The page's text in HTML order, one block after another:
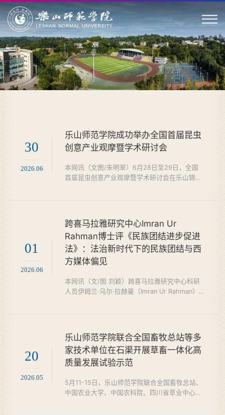
30
2026.06
乐山师范学院成功举办全国首届昆虫
创意产业观摩暨学术研讨会
本网讯（文图/朱明翠）6月28日至29日，全国
首届昆虫创意产业观摩暨学术研讨会在乐山锦江
型方向升级。会议吸引了来自全国十余个省
（市）的高校、科研院所、研学基地及行业企业
的百余名专家学者与从业代表，齐聚嘉州，共话
产业新趋势，共谋产教融合新路径。​本次大会由
西南大学资源昆虫高效养...
01
2026.06
跨喜马拉雅研究中心Imran Ur
Rahman博士评《民族团结进步促进
法》：法治新时代下的民族团结与西
方媒体偏见
本网讯（文/图 刘颖）跨喜马拉雅研究中心科研
人员伊姆兰·乌尔·拉赫曼（Imran Ur Rahman）
Narratives: A Foreigner's Perspective on
China's New Ethnic Unity Law"）。文章围绕将
于2026年7月1日正式施行的《中华人民共和国
民族团结进步促进法》（简称《民族团结进步促
20
2026.05
乐山师范学院联合全国畜牧总站等多
家技术单位在石渠开展草畜一体化高
质量发展试验示范
5月11-15日，乐山师范学院联合全国畜牧总站、
中国农业大学、中国农科院、四川省草业中心、